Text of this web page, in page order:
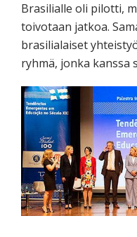
Brasilialle oli pilotti,
toivotaan jatkoa.
brasilialaiset
ryhmä, jonka kanssa